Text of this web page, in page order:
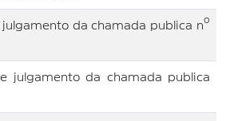
da chamada publica nº
julgamento da chamada publica